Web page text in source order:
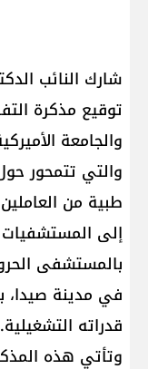
شارك النائب
توقيع مذكرة
والجامعة
والتي تتمحور
طبية من
إلى المستشفيات
بالمستشفى
في مدينة صيدا،
قدراته التشغيلية.
وتأتي هذه